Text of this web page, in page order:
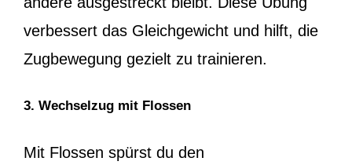
verbessert das Gleichgewicht und hilft, die
Zugbewegung gezielt zu trainieren.
3. Wechselzug mit Flossen
Mit Flossen spürst du den